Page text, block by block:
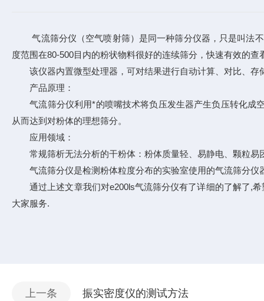
气流筛分仪（空气喷射筛）是同一种筛分仪器，只是叫法不
度范围在80-500目内的粉状物料很好的连续筛分，快速有效的查
该仪器内置微型处理器，可对结果进行自动计算、对比、存
产品原理：
气流筛分仪利用*的喷嘴技术将负压发生器产生负压转化成空
从而达到对粉体的理想筛分。
应用领域：
常规筛析无法分析的干粉体：粉体质量轻、易静电、颗粒易
气流筛分仪是检测粉体粒度分布的实验室使用的气流筛分仪
通过上述文章我们对e200ls气流筛分仪有了详细的了解了,希
大家服务.
上一条 振实密度仪的测试方法